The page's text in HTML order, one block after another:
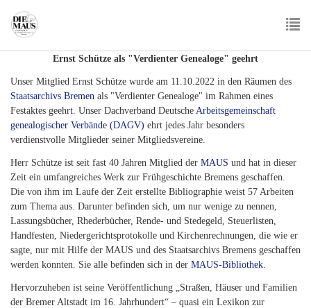
main
Ernst Schütze als "Verdienter Genealoge" geehrt
Unser Mitglied Ernst Schütze wurde am 11.10.2022 in den Räumen des
Staatsarchivs Bremen als "Verdienter Genealoge" im Rahmen eines
Festaktes geehrt. Unser Dachverband Deutsche Arbeitsgemeinschaft
genealogischer Verbände (DAGV) ehrt jedes Jahr besonders
verdienstvolle Mitglieder seiner Mitgliedsvereine.
Herr Schütze ist seit fast 40 Jahren Mitglied der MAUS und hat in dieser
Zeit ein umfangreiches Werk zur Frühgeschichte Bremens geschaffen.
Die von ihm im Laufe der Zeit erstellte Bibliographie weist 57 Arbeiten
zum Thema aus. Darunter befinden sich, um nur wenige zu nennen,
Lassungsbücher, Rhederbücher, Rende- und Stedegeld, Steuerlisten,
Handfesten, Niedergerichtsprotokolle und Kirchen­rechnungen, die wie er
sagte, nur mit Hilfe der MAUS und des Staatsarchivs Bremens geschaffen
werden konnten. Sie alle befinden sich in der MAUS-Bibliothek.
Hervorzuheben ist seine Veröffentlichung „Straßen, Häuser und Familien
der Bremer Altstadt im 16. Jahrhundert“ – quasi ein Lexikon zur